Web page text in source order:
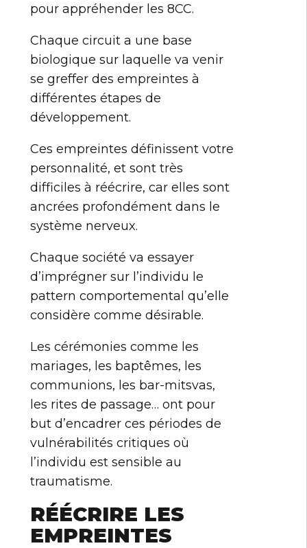
pour appréhender les 8CC.
Chaque circuit a une base
biologique sur laquelle va venir
se greffer des empreintes à
différentes étapes de
développement.
Ces empreintes définissent votre
personnalité, et sont très
difficiles à réécrire, car elles sont
ancrées profondément dans le
système nerveux.
Chaque société va essayer
d’imprégner sur l’individu le
pattern comportemental qu’elle
considère comme désirable.
Les cérémonies comme les
mariages, les baptêmes, les
communions, les bar-mitsvas,
les rites de passage… ont pour
but d’encadrer ces périodes de
vulnérabilités critiques où
l’individu est sensible au
traumatisme.
RÉÉCRIRE LES
EMPREINTES